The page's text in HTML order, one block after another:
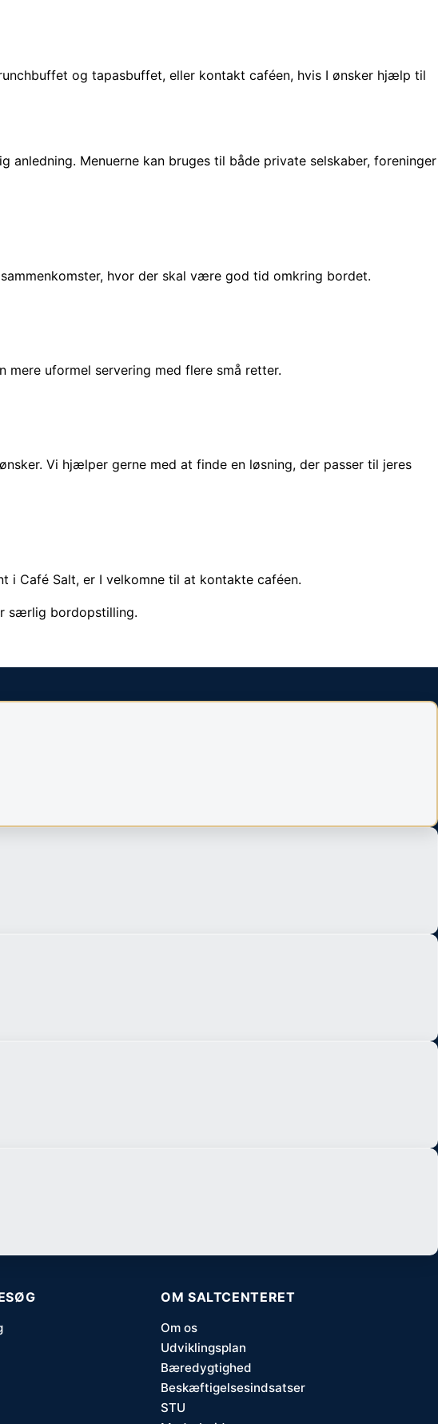
og tapasbuffet, eller kontakt caféen, hvis I ønsker hjælp til
Menuerne kan bruges til både private selskaber, foreninger
hvor der skal være god tid omkring bordet.
mere uformel servering med flere små retter.
Vi hjælper gerne med at finde en løsning, der passer til jeres
i Café Salt, er I velkomne til at kontakte caféen.
særlig bordopstilling.
OM SALTCENTERET
Om os
Udviklingsplan
Bæredygtighed
Beskæftigelsesindsatser
STU